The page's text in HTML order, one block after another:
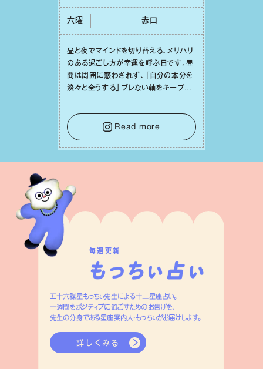
六曜 ⾚⼝
昼と夜でマインドを切り替える、メリハリ
のある過ごし⽅が幸運を呼ぶ⽇です。昼
間は周囲に惑わされず、「⾃分の本分を
淡々と全うする」ブレない軸をキープし
⾔葉に流されないよう、⼼にしっかりブ
レーキをかけること。この意識の切り替
えが、あなたに確かな安⼼感をもたらす
はずです。
Read more
毎週更新
五十六謀星もっちぃ先生による十二星座占い。
一週間をポジティブに過ごすためのお告げを、
先生の分身である星座案内人・もっちぃがお届けします。
詳しくみる